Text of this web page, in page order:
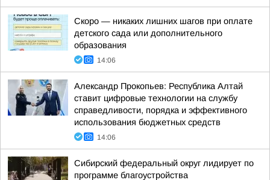
Скоро — никаких лишних шагов при оплате
детского сада или дополнительного
образования
14:06
Александр Прокопьев: Республика Алтай
ставит цифровые технологии на службу
справедливости, порядка и эффективного
использования бюджетных средств
14:06
Сибирский федеральный округ лидирует по
программе благоустройства